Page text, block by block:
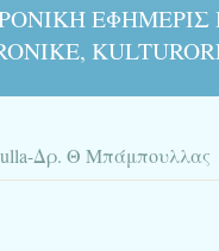
ΕΦΗΜΕΡΙΣ
Δρ. Θ Μπάμπουλλας